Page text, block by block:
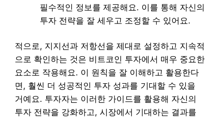
필수적인 정보를 제공해요. 이를 통해 자신의
투자 전략을 잘 세우고 조정할 수 있어요.
적으로, 지지선과 저항선을 제대로 설정하고 지속적
으로 확인하는 것은 비트코인 투자에서 매우 중요한
요소로 작용해요. 이 원칙을 잘 이해하고 활용한다
면, 훨씬 더 성공적인 투자 성과를 기대할 수 있을
거예요. 투자자는 이러한 가이드를 활용해 자신의
투자 전략을 강화하고, 시장에서 기대하는 결과를